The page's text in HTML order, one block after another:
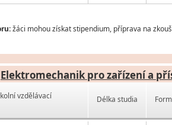
žáci mohou získat stipendium, příprava na
Elektromechanik pro zařízení a
vzdělávací Délka studia